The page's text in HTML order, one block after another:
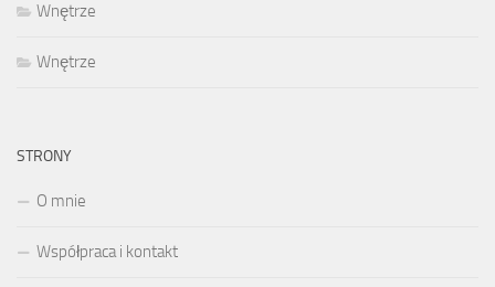
Wnętrze
Wnętrze
STRONY
O mnie
Współpraca i kontakt